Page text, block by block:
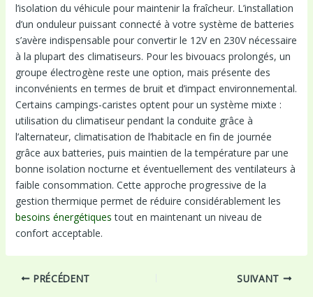
l’isolation du véhicule pour maintenir la fraîcheur. L’installation
d’un onduleur puissant connecté à votre système de batteries
s’avère indispensable pour convertir le 12V en 230V nécessaire
à la plupart des climatiseurs. Pour les bivouacs prolongés, un
groupe électrogène reste une option, mais présente des
inconvénients en termes de bruit et d’impact environnemental.
Certains campings-caristes optent pour un système mixte :
utilisation du climatiseur pendant la conduite grâce à
l’alternateur, climatisation de l’habitacle en fin de journée
grâce aux batteries, puis maintien de la température par une
bonne isolation nocturne et éventuellement des ventilateurs à
faible consommation. Cette approche progressive de la
gestion thermique permet de réduire considérablement les
besoins énergétiques tout en maintenant un niveau de
confort acceptable.
NavigationPRÉCÉDENT SUIVANT